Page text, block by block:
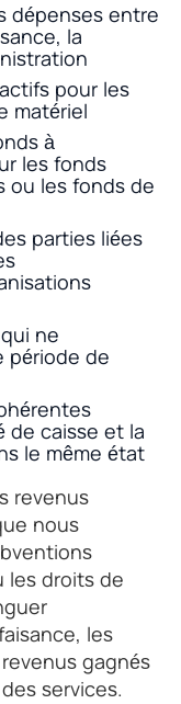
dépenses entre
la
pour les
matériel
à
les fonds
ou les fonds de
parties liées
ne
période de
de caisse et la
le même état
revenus
nous
les droits de
les
gagnés
services.